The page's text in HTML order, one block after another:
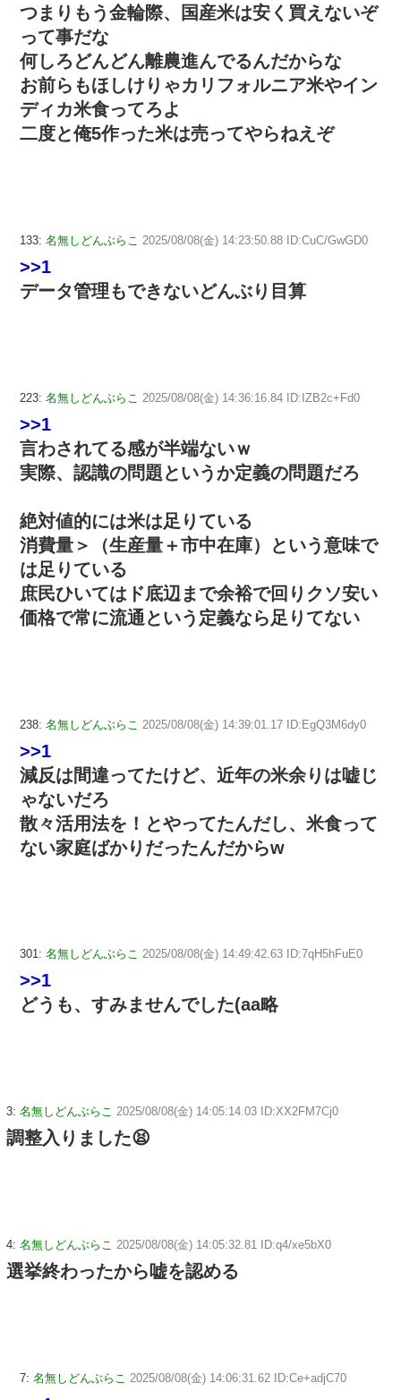
つまりもう金輪際、国産米は安く買えないぞ
って事だな
何しろどんどん離農進んでるんだからな
お前らもほしけりゃカリフォルニア米やイン
ディカ米食ってろよ
二度と俺5作った米は売ってやらねえぞ
133: 名無しどんぶらこ 2025/08/08(金) 14:23:50.88 ID:CuC/GwGD0
>>1
データ管理もできないどんぶり目算
223: 名無しどんぶらこ 2025/08/08(金) 14:36:16.84 ID:IZB2c+Fd0
>>1
言わされてる感が半端ないｗ
実際、認識の問題というか定義の問題だろ
絶対値的には米は足りている
消費量＞（生産量＋市中在庫）という意味で
は足りている
庶民ひいてはド底辺まで余裕で回りクソ安い
価格で常に流通という定義なら足りてない
238: 名無しどんぶらこ 2025/08/08(金) 14:39:01.17 ID:EgQ3M6dy0
>>1
減反は間違ってたけど、近年の米余りは嘘じ
ゃないだろ
散々活用法を！とやってたんだし、米食って
ない家庭ばかりだったんだからw
301: 名無しどんぶらこ 2025/08/08(金) 14:49:42.63 ID:7qH5hFuE0
>>1
どうも、すみませんでした(aa略
3: 名無しどんぶらこ 2025/08/08(金) 14:05:14.03 ID:XX2FM7Cj0
調整入りました😫
4: 名無しどんぶらこ 2025/08/08(金) 14:05:32.81 ID:q4/xe5bX0
選挙終わったから嘘を認める
7: 名無しどんぶらこ 2025/08/08(金) 14:06:31.62 ID:Ce+adjC70